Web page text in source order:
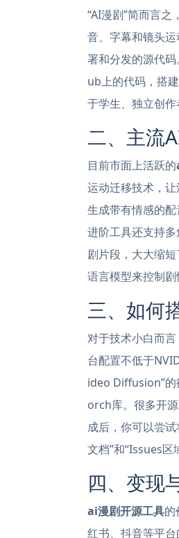
“AI漫剧”简而言
音、字幕和镜头
署和分发的源代
ub上的代码，搭
于学生、独立创作
二、主流
目前市面上活跃的
运动迁移技术，
生成带有情感的
进阶工具还支持
剧片段，大大缩
语言模型来控制剧
三、如何
对于技术小白而言
台配置不低于
ideo Diffusion”的
orch库。很多开
成后，你可以尝
文档”和“Issues区
四、变现
ai漫剧开源工具的
红书、抖音等平